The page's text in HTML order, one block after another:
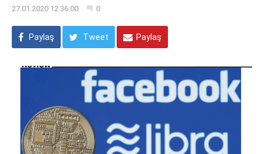
27.01.2020 12:36:00 0
Paylaş Tweet Paylaş